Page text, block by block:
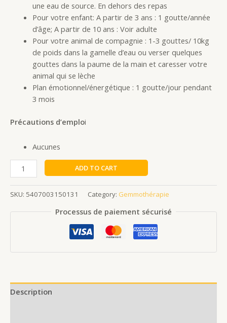
une eau de source. En dehors des repas
Pour votre enfant: A partir de 3 ans : 1 goutte/année
d’âge; A partir de 10 ans : Voir adulte
Pour votre animal de compagnie : 1-3 gouttes/ 10kg
de poids dans la gamelle d’eau ou verser quelques
gouttes dans la paume de la main et caresser votre
animal qui se lèche
Plan émotionnel/énergétique : 1 goutte/jour pendant
3 mois
Précautions d’emploi
Aucunes
ADD TO CART
SKU: 5407003150131 Category: Gemmothérapie
Processus de paiement sécurisé
Description